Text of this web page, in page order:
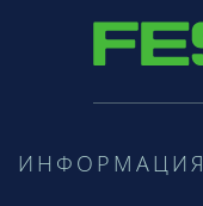
ИНФОРМАЦИЯ